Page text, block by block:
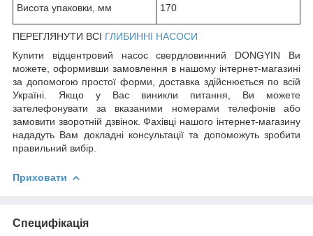
Висота упаковки, мм 170
ПЕРЕГЛЯНУТИ ВСІ ГЛИБИННІ НАСОСИ
Купити відцентровий насос свердловинний DONGYIN Ви
можете, оформивши замовлення в нашому інтернет-магазині
за допомогою простої форми, доставка здійснюється по всій
Україні. Якщо у Вас виникли питання, Ви можете
зателефонувати за вказаними номерами телефонів або
замовити зворотній дзвінок. Фахівці нашого інтернет-магазину
нададуть Вам докладні консультації та допоможуть зробити
правильний вибір.
Приховати
Специфікація